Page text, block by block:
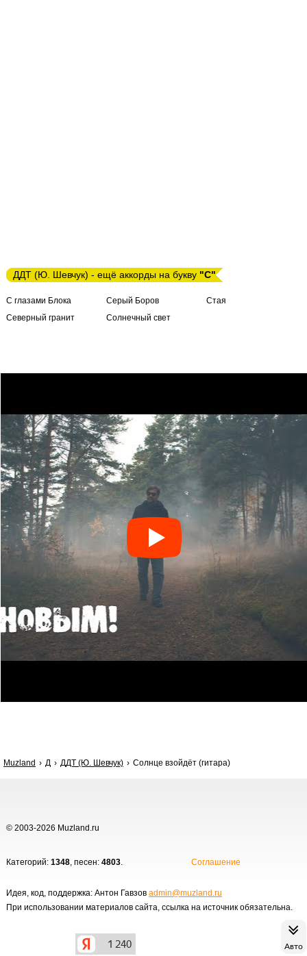
Авто
ДДТ (Ю. Шевчук) - ещё аккорды на букву "С"
С глазами Блока
Северный гранит
Серый Боров
Солнечный свет
Стая
Muzland Д ДДТ (Ю. Шевчук) Солнце взойдёт (гитара)
© 2003-2026 Muzland.ru
Категорий: 1348, песен: 4803. Соглашение
Идея, код, поддержка: Антон Гавзов admin@muzland.ru
При использовании материалов сайта, ссылка на источник обязательна.